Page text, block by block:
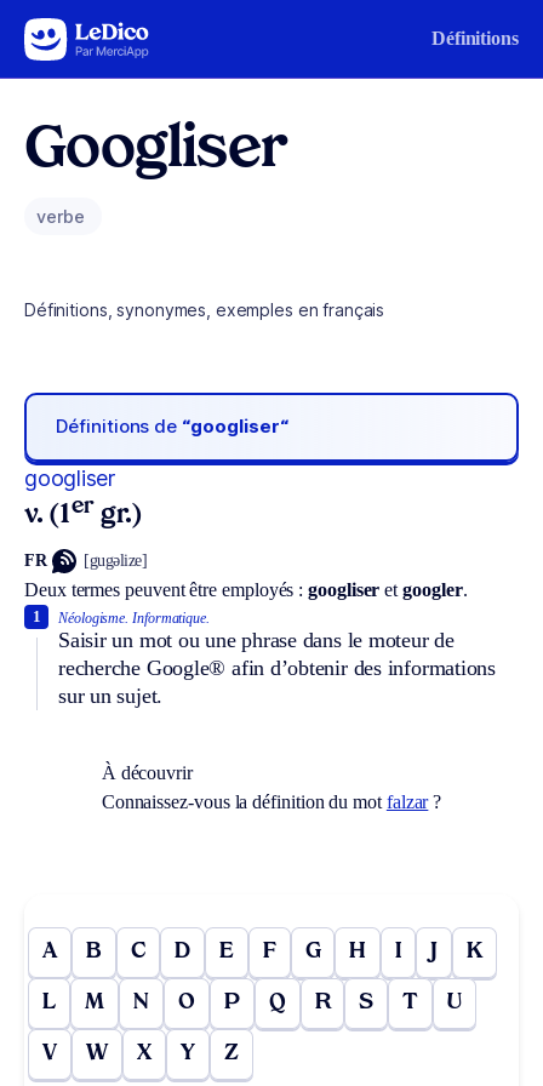
Aller au contenu Définitions
Googliser
verbe
Définitions, synonymes, exemples en français
Définitions de “googliser“
googliser
v. (1er gr.)
FR [gugəlize]
Deux termes peuvent être employés :googliser etgoogler.
Néologisme. Informatique.
Saisir un mot ou une phrase dans le moteur de
recherche Google® afin d’obtenir des informations
sur un sujet.
1
À découvrir
Connaissez-vous la définition du mot falzar?
A B C D E F G H I J K
L M N O P Q R S T U
V W X Y Z